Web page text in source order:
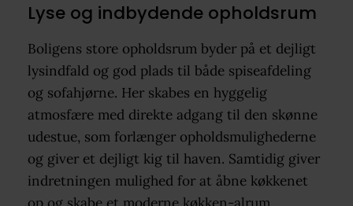
Lyse og indbydende opholdsrum
Boligens store opholdsrum byder på et dejligt
lysindfald og god plads til både spiseafdeling
og sofahjørne. Her skabes en hyggelig
atmosfære med direkte adgang til den skønne
udestue, som forlænger opholdsmulighederne
og giver et dejligt kig til haven. Samtidig giver
indretningen mulighed for at åbne køkkenet